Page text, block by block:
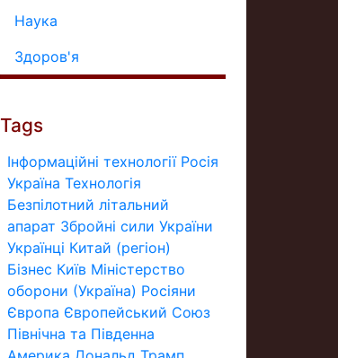
Наука
Здоров'я
Tags
Інформаційні технології Росія
Україна Технологія
Безпілотний літальний
апарат Збройні сили України
Українці Китай (регіон)
Бізнес Київ Міністерство
оборони (Україна) Росіяни
Європа Європейський Союз
Північна та Південна